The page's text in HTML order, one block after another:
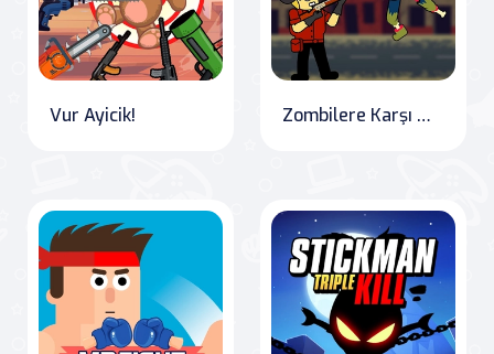
Vur Ayicik! Zombilere Karşı Mr Jack